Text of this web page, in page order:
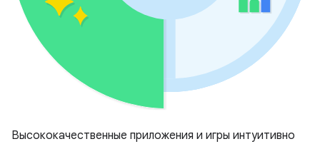
Высококачественные приложения и игры интуитивно